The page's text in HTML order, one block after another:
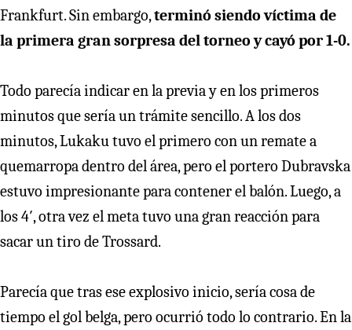
Frankfurt. Sin embargo,terminó siendo víctima de
la primera gran sorpresa del torneo y cayó por 1-0.
Todo parecía indicar en la previa y en los primeros
minutos que sería un trámite sencillo. A los dos
minutos, Lukaku tuvo el primero con un remate a
quemarropa dentro del área, pero el portero Dubravska
estuvo impresionante para contener el balón. Luego, a
los 4′, otra vez el meta tuvo una gran reacción para
sacar un tiro de Trossard.
Parecía que tras ese explosivo inicio, sería cosa de
tiempo el gol belga, pero ocurrió todo lo contrario. En la